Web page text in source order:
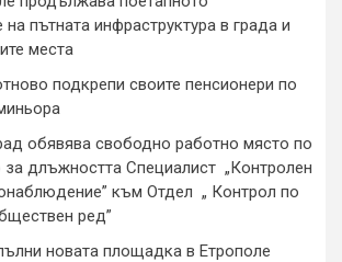
пътната инфраструктура в града и
места
подкрепи своите пенсионери по
обявява свободно работно място по
длъжността Специалист „Контролен
към Отдел „ Контрол по
ред”
новата площадка в Етрополе